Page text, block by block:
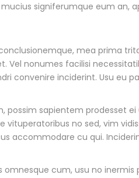
mucius signiferumque eum an,
mea prima
nonumes facilisi
convenire inciderint. Usu eu
possim sapientem prodesset ei
vituperatoribus no sed, vim
accommodare cu qui.
omnesque cum, usu no inermis